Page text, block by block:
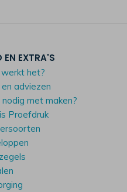
EN EXTRA'S
het?
adviezen
nodig met maken?
Proefdruk